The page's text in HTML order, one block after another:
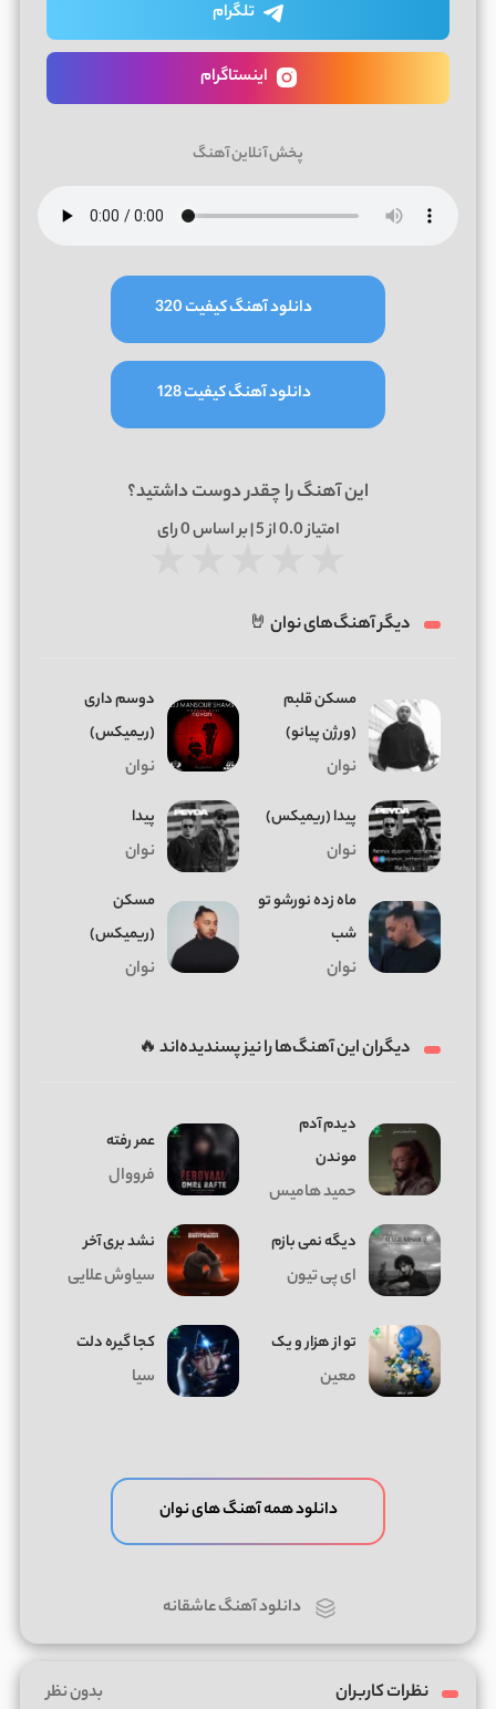
تلگرام
اینستاگرام
پخش آنلاین آهنگ
دانلود آهنگ کیفیت 320
دانلود آهنگ کیفیت 128
این آهنگ را چقدر دوست داشتید؟
امتیاز0.0از 5 | بر اساس 0رای
دیگر آهنگ‌های نوان 🤘
مسکن قلبم
(ورژن پیانو)
نوان
دوسم داری
(ریمیکس)
نوان
پیدا (ریمیکس)
نوان
پیدا
نوان
ماه زده نورشو تو
شب
نوان
مسکن
(ریمیکس)
نوان
دیگران این آهنگ‌ها را نیز پسندیده‌اند 🔥
دیدم آدم
موندن
حمید هامیس
عمر رفته
فرووال
دیگه نمی بازم
ای پی تیون
نشد بری آخر
سیاوش علایی
تو از هزار و یک
معین
کجا گیره دلت
سیا
دانلود همه آهنگ های نوان
دانلود آهنگ عاشقانه
نظرات کاربران بدون نظر